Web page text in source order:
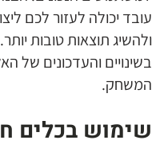
עובד יכולה לעזור לכם
ולהשיג תוצאות טובות
בשינויים והעדכונים של
המשחק.
שימוש בכלים